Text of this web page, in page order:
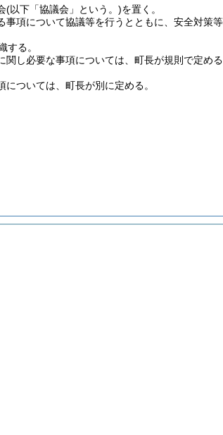
(以下「協議会」という。)を置く。
事項について協議等を行うとともに、安全対策
する。
し必要な事項については、町長が規則で定める
ついては、町長が別に定める。